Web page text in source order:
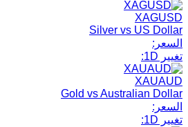
XAGUSD
Silver vs US Dollar
السعر:
تغيير 1D:
XAUAUD
Gold vs Australian Dollar
السعر:
تغيير 1D: